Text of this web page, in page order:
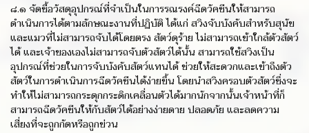
๘.๑ จัดซื้อวัสดุอุปกรณ์ที่จำเป็นในการรณรงค์ฉีดวัคซีนให้สามารถ
ดำเนินการได้ตามลักษณะงานที่ปฏิบัติ ได้แก่ สวิงจับบังคับสำหรับสุนัข
และแมวที่ไม่สามารถจับได้โดยตรง สัตว์ดุร้าย ไม่สามารถเข้าใกล้ตัวสัตว์
ได้ และเจ้าของเองไม่สามารถจับตัวสัตว์ได้นั้น สามารถใช้สวิงเป็น
อุปกรณ์ที่ช่วยในการจับบังคับสัตว์แทนได้ ช่วยให้สะดวกและเข้าถึงตัว
สัตว์ในการดำเนินการฉีดวัคซีนได้ง่ายขึ้น โดยนำสวิงครอบตัวสัตว์ซึ่งจะ
ทำให้ไม่สามารถกระดุกกระดิกเคลื่อนตัวได้มากนักจากนั้นเจ้าหน้าที่ก็
สามารถฉีดวัคซีนให้กับสัตว์ได้อย่างง่ายดาย ปลอดภัย และลดความ
เสี่ยงที่จะถูกกัดหรือถูกข่วน